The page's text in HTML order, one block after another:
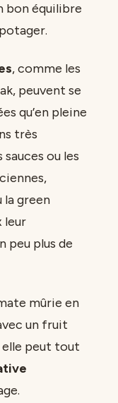
bon équilibre
, comme les
peuvent se
qu’en pleine
très
ou les
la green
leur
peu plus de
mûrie en
un fruit
elle peut tout